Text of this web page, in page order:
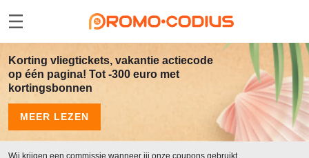
Korting vliegtickets, vakantie actiecode
op één pagina! Tot -300 euro met
kortingsbonnen
MEER LEZEN
Wij krijgen een commissie wanneer jij onze coupons gebruikt.